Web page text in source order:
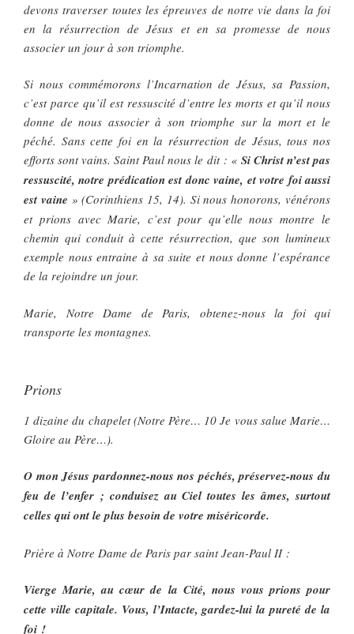
devons traverser toutes les épreuves de notre vie dans la foi
en la résurrection de Jésus et en sa promesse de nous
associer un jour à son triomphe.
Si nous commémorons l’Incarnation de Jésus, sa Passion,
c’est parce qu’il est ressuscité d’entre les morts et qu’il nous
donne de nous associer à son triomphe sur la mort et le
péché. Sans cette foi en la résurrection de Jésus, tous nos
efforts sont vains. Saint Paul nous le dit : « Si Christ n’est pas
ressuscité, notre prédication est donc vaine, et votre foi aussi
est vaine » (Corinthiens 15, 14). Si nous honorons, vénérons
et prions avec Marie, c’est pour qu’elle nous montre le
chemin qui conduit à cette résurrection, que son lumineux
exemple nous entraine à sa suite et nous donne l’espérance
de la rejoindre un jour.
Marie, Notre Dame de Paris, obtenez-nous la foi qui
transporte les montagnes.
Prions
1 dizaine du chapelet (Notre Père… 10 Je vous salue Marie…
Gloire au Père…).
O mon Jésus pardonnez-nous nos péchés, préservez-nous du
feu de l’enfer ; conduisez au Ciel toutes les âmes, surtout
celles qui ont le plus besoin de votre miséricorde.
Prière à Notre Dame de Paris par saint Jean-Paul II :
Vierge Marie, au cœur de la Cité, nous vous prions pour
cette ville capitale. Vous, l’Intacte, gardez-lui la pureté de la
foi !